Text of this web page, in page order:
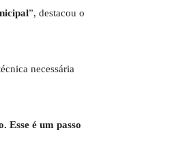
”, destacou o
necessária
Esse é um passo